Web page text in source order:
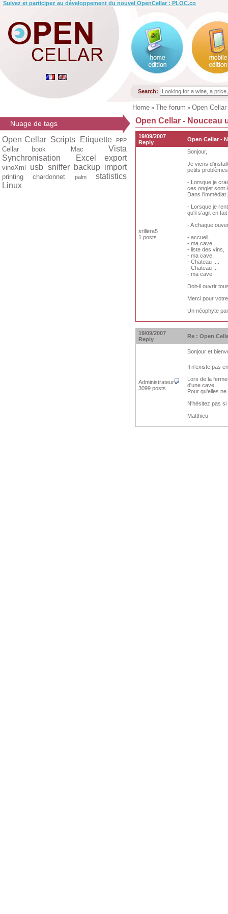
Suivez et participez au développement du nouvel OpenCellar : PLOC.co
Search:
Home » The forum » Open
Nuage de tags
Open Cellar Scripts Etiquette PPP
Cellar book Mac
Vista
Synchronisation
Excel export
vinoXml usb sniffer backup import
printing chardonnet palm
statistics
Linux
Open Cellar - Nouceau
19/09/2007
Reply
Open Cellar -
srillera5
1 posts
Bonjour,
Je viens
petits
- Lorsque je
ces onglet sont
Dans
- Lorsque je
qu'il s'agit en
- A chaque
- accueil,
- ma cave,
- liste des vins,
- ma cave,
- Chateau ....
- Chateau ...
- ma cave
Doit-il ouvrir
Merci pour
Un néophyte
19/09/2007
Reply
Re : Open
Administrateur
3099 posts
Bonjour et
Il n'existe pas
Lors de la
d'une cave.
Pour qu'elles
N'hésitez pas
Matthieu